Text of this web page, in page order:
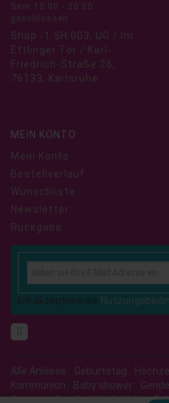
Sam 10:00 - 20:00
geschlossen
Shop -1.SH.003, UG / Im
Ettlinger Tor / Karl-
Friedrich-Straße 26,
76133, Karlsruhe
MEIN KONTO
Mein Konto
Bestellverlauf
Wunschliste
Newsletter
Rückgabe
Ich akzeptiere die
Alle Anlässe Geburtstag
Kommunion
Baby shower
Junggesellenabschied
Liebe